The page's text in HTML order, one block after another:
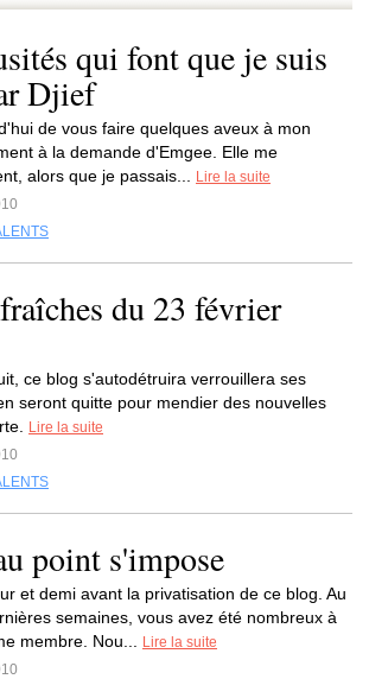
qui font que je suis
Djief
de vous faire quelques aveux à mon
à la demande d'Emgee. Elle me
alors que je passais...
Lire la suite
du 23 février
ce blog s'autodétruira verrouillera ses
seront quitte pour mendier des nouvelles
Lire la suite
point s'impose
et demi avant la privatisation de ce blog. Au
semaines, vous avez été nombreux à
membre. Nou...
Lire la suite